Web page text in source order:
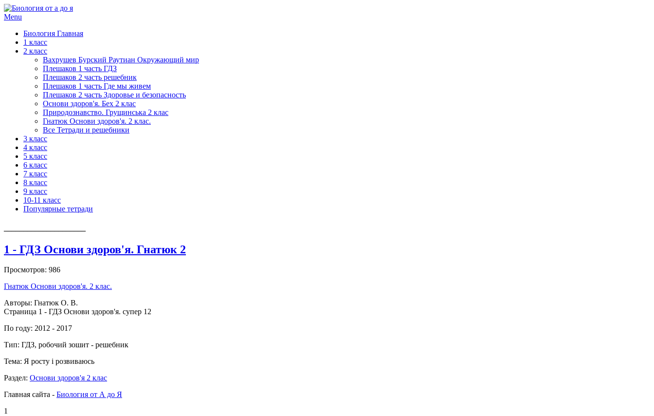
Menu
Биология Главная
1 класс
2 класс
Вахрушев Бурский Раутиан Окружающий мир
Плешаков 1 часть ГДЗ
Плешаков 2 часть решебник
Плешаков 1 часть Где мы живем
Плешаков 2 часть Здоровье и безопасность
Основи здоров'я. Бех 2 клас
Природознавство. Грущинська 2 клас
Гнатюк Основи здоров'я. 2 клас.
Все Тетради и решебники
3 класс
4 класс
5 класс
6 класс
7 класс
8 класс
9 класс
10-11 класс
Популярные тетради
1 - ГДЗ Основи здоров'я. Гнатюк 2
Просмотров: 986
Гнатюк Основи здоров'я. 2 клас.
Авторы: Гнатюк О. В.
Страница 1 - ГДЗ Основи здоров'я. супер 12
По году: 2012 - 2017
Тип: ГДЗ, робочий зошит - решебник
Тема: Я росту і розвиваюсь
Раздел: Основи здоров'я 2 клас
Главная сайта - Биология от А до Я
1